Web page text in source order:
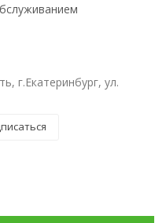
г.Екатеринбург, ул.